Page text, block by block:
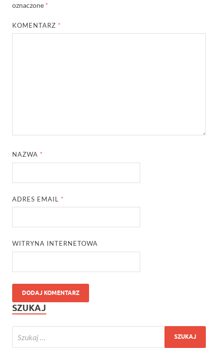
oznaczone *
KOMENTARZ *
NAZWA *
ADRES EMAIL *
WITRYNA INTERNETOWA
SZUKAJ